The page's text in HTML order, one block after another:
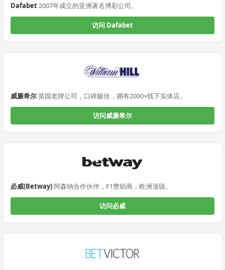
Dafabet2007年成立的亚洲著名博彩公司。
访问 Dafabet
威廉希尔英国老牌公司，口碑极佳，拥有2000+线下实体店。
访问威廉希尔
必威(Betway)阿森纳合作伙伴，F1赞助商，欧洲顶级。
访问必威